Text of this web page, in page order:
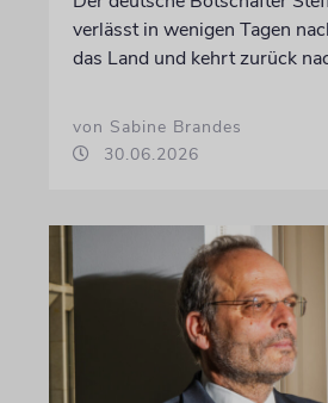
verlässt in wenigen Tagen
das Land und kehrt zurück
von Sabine Brandes
30.06.2026